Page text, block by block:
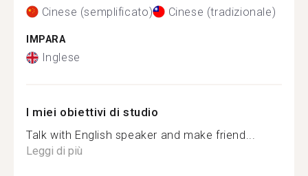
Cinese (semplificato) Cinese (tradizionale)
IMPARA
Inglese
I miei obiettivi di studio
Talk with English speaker and make friend...
Leggi di più